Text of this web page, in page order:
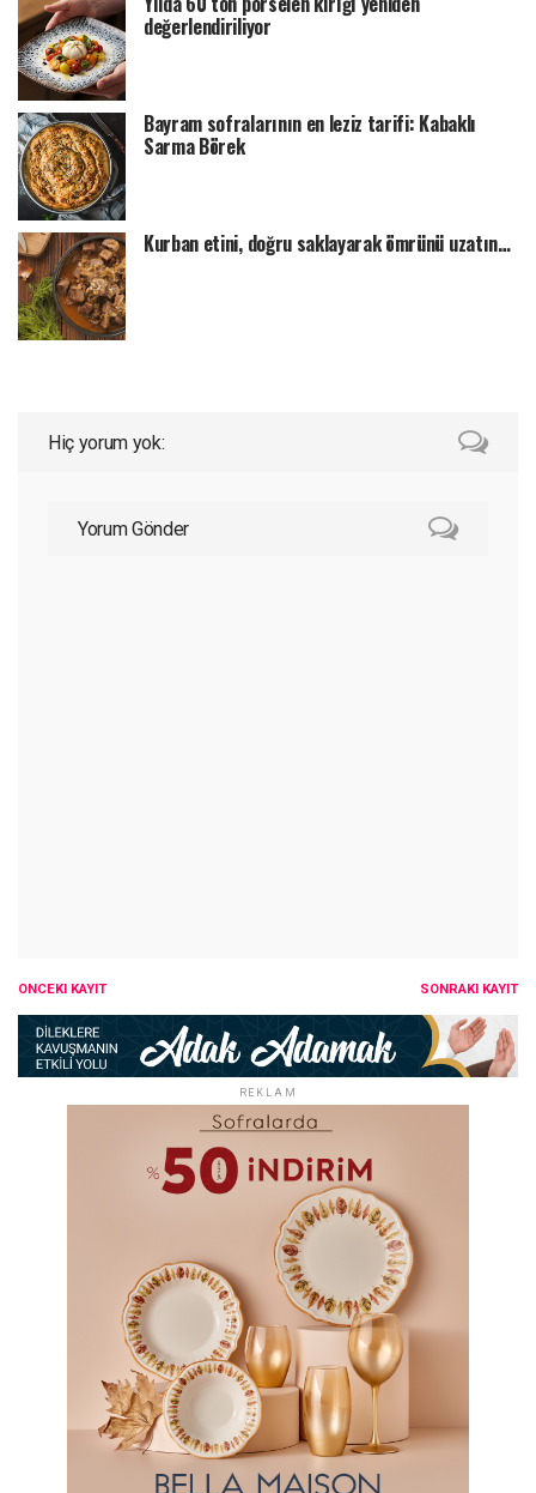
değerlendiriliyor
Bayram sofralarının en leziz tarifi: Kabaklı
Sarma Börek
Kurban etini, doğru saklayarak ömrünü uzatın…
Hiç yorum yok:
Yorum Gönder
SONRAKI KAYIT
ÖNCEKI KAYIT
REKLAM